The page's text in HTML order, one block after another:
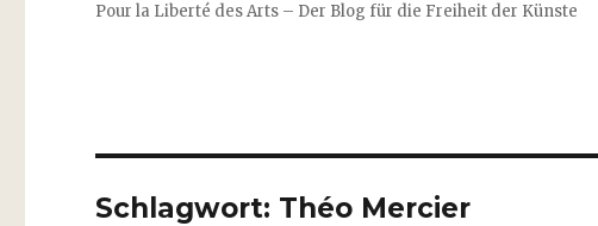
Pour la Liberté des Arts – Der Blog für die Freiheit der Künste
Schlagwort: Théo Mercier